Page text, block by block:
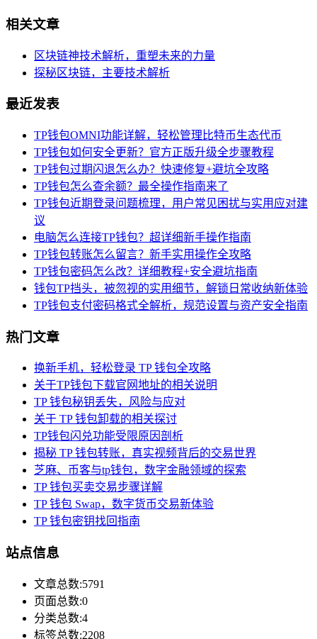
相关文章
区块链神技术解析，重塑未来的力量
探秘区块链，主要技术解析
最近发表
TP钱包OMNI功能详解，轻松管理比特币生态代币
TP钱包如何安全更新？官方正版升级全步骤教程
TP钱包过期闪退怎么办？快速修复+避坑全攻略
TP钱包怎么查余额？最全操作指南来了
TP钱包近期登录问题梳理，用户常见困扰与实用应对建
议
电脑怎么连接TP钱包？超详细新手操作指南
TP钱包转账怎么留言？新手实用操作全攻略
TP钱包密码怎么改？详细教程+安全避坑指南
钱包TP挡头，被忽视的实用细节，解锁日常收纳新体验
TP钱包支付密码格式全解析，规范设置与资产安全指南
热门文章
换新手机，轻松登录 TP 钱包全攻略
关于TP钱包下载官网地址的相关说明
TP 钱包秘钥丢失，风险与应对
关于 TP 钱包卸载的相关探讨
TP钱包闪兑功能受限原因剖析
揭秘 TP 钱包转账，真实视频背后的交易世界
芝麻、币客与tp钱包，数字金融领域的探索
TP 钱包买卖交易步骤详解
TP 钱包 Swap，数字货币交易新体验
TP 钱包密钥找回指南
站点信息
文章总数:5791
页面总数:0
分类总数:4
标签总数:2208